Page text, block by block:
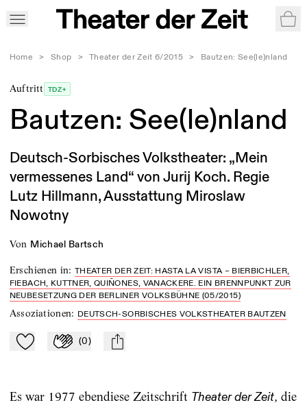
Home > Shop > Theater der Zeit 6/2015 > Bautzen: See(le)nland
Auftritt TDZ+
Bautzen: See(le)nland
Deutsch-Sorbisches Volkstheater: „Mein
vermessenes Land“ von Jurij Koch. Regie
Lutz Hillmann, Ausstattung Miroslaw
Nowotny
von Michael Bartsch
Erschienen in:THEATER DER ZEIT: HASTA LA VISTA – BIERBICHLER,
FIEBACH, KUTTNER, QUIÑONES, VANACKERE. EIN BRENNPUNKT ZUR
NEUBESETZUNG DER BERLINER VOLKSBÜHNE (05/2015)
Assoziationen: DEUTSCH-SORBISCHES VOLKSTHEATER BAUTZEN
Zu Mein-TdZ hinzufügen
Applaudieren
(0) mail
Es war 1977 ebendiese Zeitschrift Theater der Zeit, die